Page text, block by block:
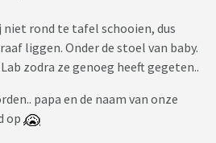
rond te tafel schooien, dus
liggen. Onder de stoel van baby.
zodra ze genoeg heeft gegeten..
papa en de naam van onze
op